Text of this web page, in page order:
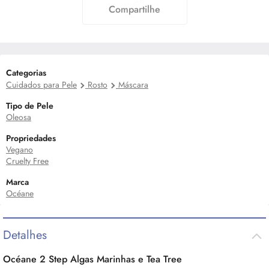
Compartilhe
Categorias
Cuidados para Pele
Rosto
Máscara
Tipo de Pele
Oleosa
Propriedades
Vegano
Cruelty Free
Marca
Océane
Detalhes
Océane 2 Step Algas Marinhas e Tea Tree